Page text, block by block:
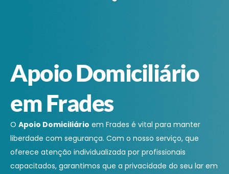
Apoio Domiciliário
em Frades
O Apoio Domiciliário em Frades é vital para manter
liberdade com segurança. Com o nosso serviço, que
oferece atenção individualizada por profissionais
capacitados, garantimos que a privacidade do seu lar em